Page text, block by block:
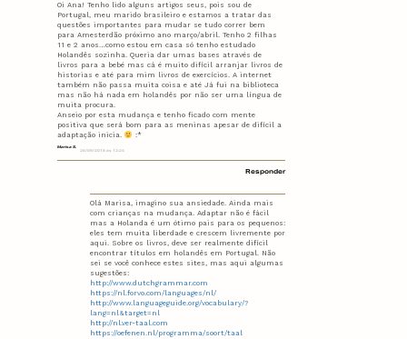
Marisa S.
26/09/2018 às 12:24
Oi Ana! Tenho lido alguns artigos seus, pois sou de
Portugal, meu marido brasileiro e estamos a tratar das
questões importantes para mudar se tudo correr bem
para Amesterdão próximo ano março/abril. Tenho 2 filhas
11 e 2 anos…como estou em casa só tenho estudado
Holandês sozinha. Queria dar umas bases através de
livros para a bebé mas cá é muito difícil arranjar livros de
historias e até para mim livros de exercícios. A internet
também não passa muita coisa e até Já fui na biblioteca
mas não há nada em holandês por não ser uma língua de
muita procura.
Anseio por esta mudança e tenho ficado com mente
positiva que será bom para as meninas apesar de difícil a
adaptação inicia.
:*
Responder
Olá Marisa, imagino sua ansiedade. Ainda mais
com crianças na mudança. Adaptar não é fácil
mas a Holanda é um ótimo pais para os pequenos:
eles tem muita liberdade e crescem livremente por
aqui. Sobre os livros, deve ser realmente difícil
encontrar títulos em holandês em Portugal. Não
sei se você conhece estes sites, mas aqui algumas
sugestões:
http://www.dutchgrammar.com
https://nl.forvo.com/languages/nl/
http://www.languageguide.org/vocabulary/?
lang=nl&target=nl
http://nl.ver-taal.com
https://oefenen.nl/programma/soort/taal